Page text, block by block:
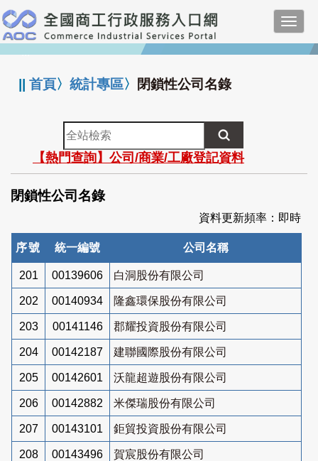
跳
到
主
要
:::
||首頁〉統計專區〉 閉鎖性公司名錄
全
站
檢
索
【熱門查詢】公司/商業/工廠登記資料
閉鎖性公司名錄
資料更新頻率：即時
序號 統一編號 公司名稱
201 00139606 白洞股份有限公司
202 00140934 隆鑫環保股份有限公司
203 00141146 郡耀投資股份有限公司
204 00142187 建聯國際股份有限公司
205 00142601 沃龍超遊股份有限公司
206 00142882 米傑瑞股份有限公司
207 00143101 鉅貿投資股份有限公司
208 00143496 賀宸股份有限公司